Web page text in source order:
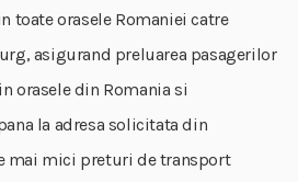
toate orasele Romaniei catre
asigurand preluarea pasagerilor
orasele din Romania si
la adresa solicitata din
mai mici preturi de transport